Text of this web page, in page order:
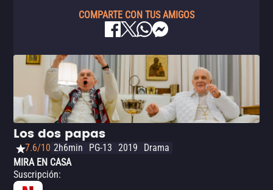
COMPARTE CON TUS AMIGOS
Los dos papas
7.6/10 2h6min PG-13 2019
Drama
MIRA EN CASA
Suscripción: